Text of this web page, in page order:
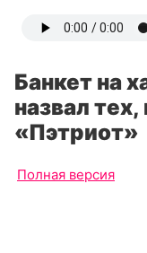
Банкет на
назвал
«Пэтриот»
Полная версия